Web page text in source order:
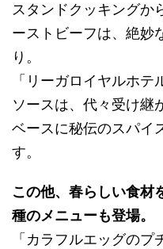
スタンドクッキングか
ーストビーフは、絶妙
り。
「リーガロイヤルホ
ソースは、代々受け継
ベースに秘伝のスパイ
す。
この他、春らしい食材
種のメニューも登場。
「カラフルエッグの